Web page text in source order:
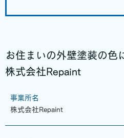
お住まいの外壁塗装の色
株式会社Repaint
事業所名
株式会社Repaint